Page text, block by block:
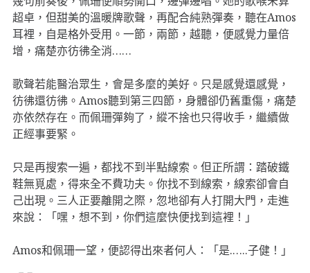
超卓，但甜美的溫暖牌歌聲，再配合純熟彈奏，聽在Amos
耳裡，自是格外受用。一節，兩節，越聽，便感覺力量倍
增，痛楚亦彷彿全消……
歌聲若能醫治眾生，會是多麼的美好。只是感覺還感覺，
彷彿還彷彿。Amos聽到第三四節，身體卻仍舊重傷，痛楚
亦依然存在。而佩珊彈夠了，縱不捨也只得收手，繼續做
正經事要緊。
只是再搜索一遍，都找不到半點線索。但正所謂：踏破鐵
鞋無覓處，得來全不費功夫。你找不到線索，線索卻會自
己出現。三人正要離開之際，忽地卻有人打開大門，走進
來說：「嘿，想不到，你們這麼快便找到這裡！」
Amos和佩珊一望，便認得出來者何人：「是.…..子健！」